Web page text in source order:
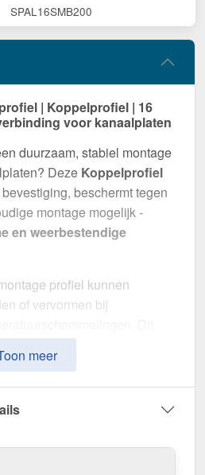
SPAL16SMB200
| Koppelprofiel | 16
voor kanaalplaten
duurzaam, stabiel montage
Deze Koppelprofiel
beschermt tegen
montage mogelijk -
en weerbestendige
profiel kunnen
of vervormen bij
stabiele, flexibele en visueel
.
van 6 cm
meer